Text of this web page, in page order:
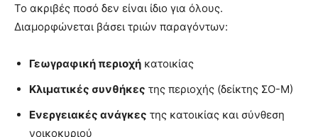
Το ακριβές ποσό δεν είναι ίδιο για όλους.
Διαμορφώνεται βάσει τριών παραγόντων:
Γεωγραφική περιοχή κατοικίας
Κλιματικές συνθήκες της περιοχής (δείκτης ΣΟ-Μ)
Ενεργειακές ανάγκες της κατοικίας και σύνθεση
νοικοκυριού